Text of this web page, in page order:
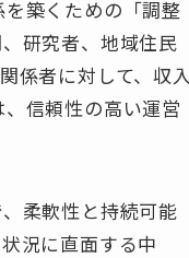
築くための「調整
研究者、地域住民
係者に対して、収
信頼性の高い運営
柔軟性と持続可能
況に直面する中